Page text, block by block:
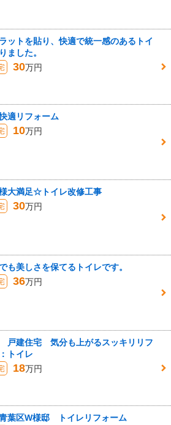
ットを貼り、快適で統一感のあるトイ
ました。
30万円
適リフォーム
10万円
大満足☆トイレ改修工事
30万円
も美しさを保てるトイレです。
36万円
戸建住宅 気分も上がるスッキリリフ
トイレ
18万円
葉区W様邸 トイレリフォーム